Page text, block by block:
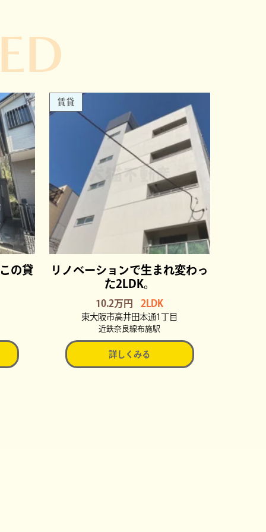
の貸
賃貸
リノベーションで生まれ変わっ
た2LDK。
10.2万円 2LDK
東大阪市高井田本通1丁目
近鉄奈良線布施駅
詳しくみる